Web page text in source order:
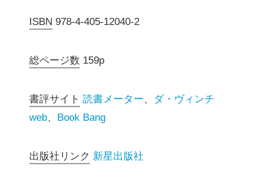
ISBN 978-4-405-12040-2
総ページ数 159p
書評サイト 読書メーター、 ダ・ヴィンチ
web、 Book Bang
出版社リンク 新星出版社